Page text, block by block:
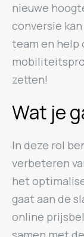
nieuwe
conversie
team en help
zetten!
Wat je
In deze rol
verbeteren
het
gaat aan de
online